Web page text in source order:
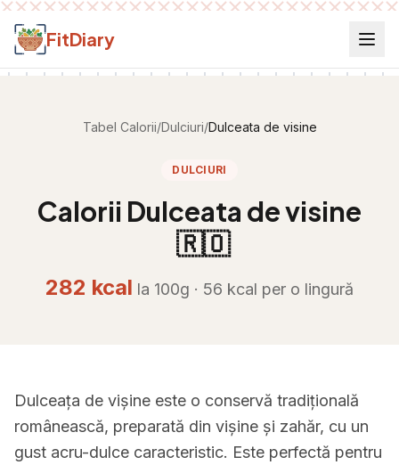
Salt la conținut
FitDiary
Tabel Calorii/Dulciuri/Dulceata de visine
DULCIURI
Calorii Dulceata de visine
🇷🇴
282 kcal la 100g · 56 kcal per o lingură
Dulceața de vișine este o conservă tradițională
românească, preparată din vișine și zahăr, cu un
gust acru-dulce caracteristic. Este perfectă pentru